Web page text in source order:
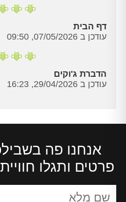
דף הבית
עודכן ב 07/05/2026, 09:50
הדברת ג'וקים
עודכן ב 29/04/2026, 16:23
אנחנו פה
פרטים ותגלו